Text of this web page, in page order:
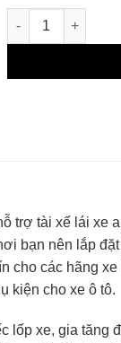
Lắp Cảm Biến Áp
trợ tài xế lái xe
bạn nên lắp
cho các hãng
kiện cho xe ô tô.
lốp xe, gia tăng